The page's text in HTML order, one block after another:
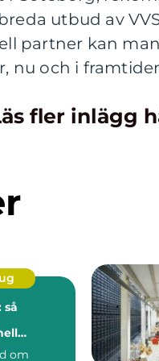
utbud av
partner kan
nu och i
fler inlägg
så
om